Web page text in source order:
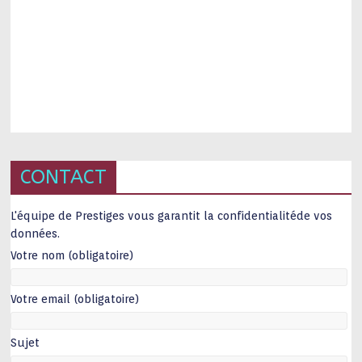
CONTACT
L'équipe de Prestiges vous garantit la confidentialitéde vos
données.
Votre nom (obligatoire)
Votre email (obligatoire)
Sujet